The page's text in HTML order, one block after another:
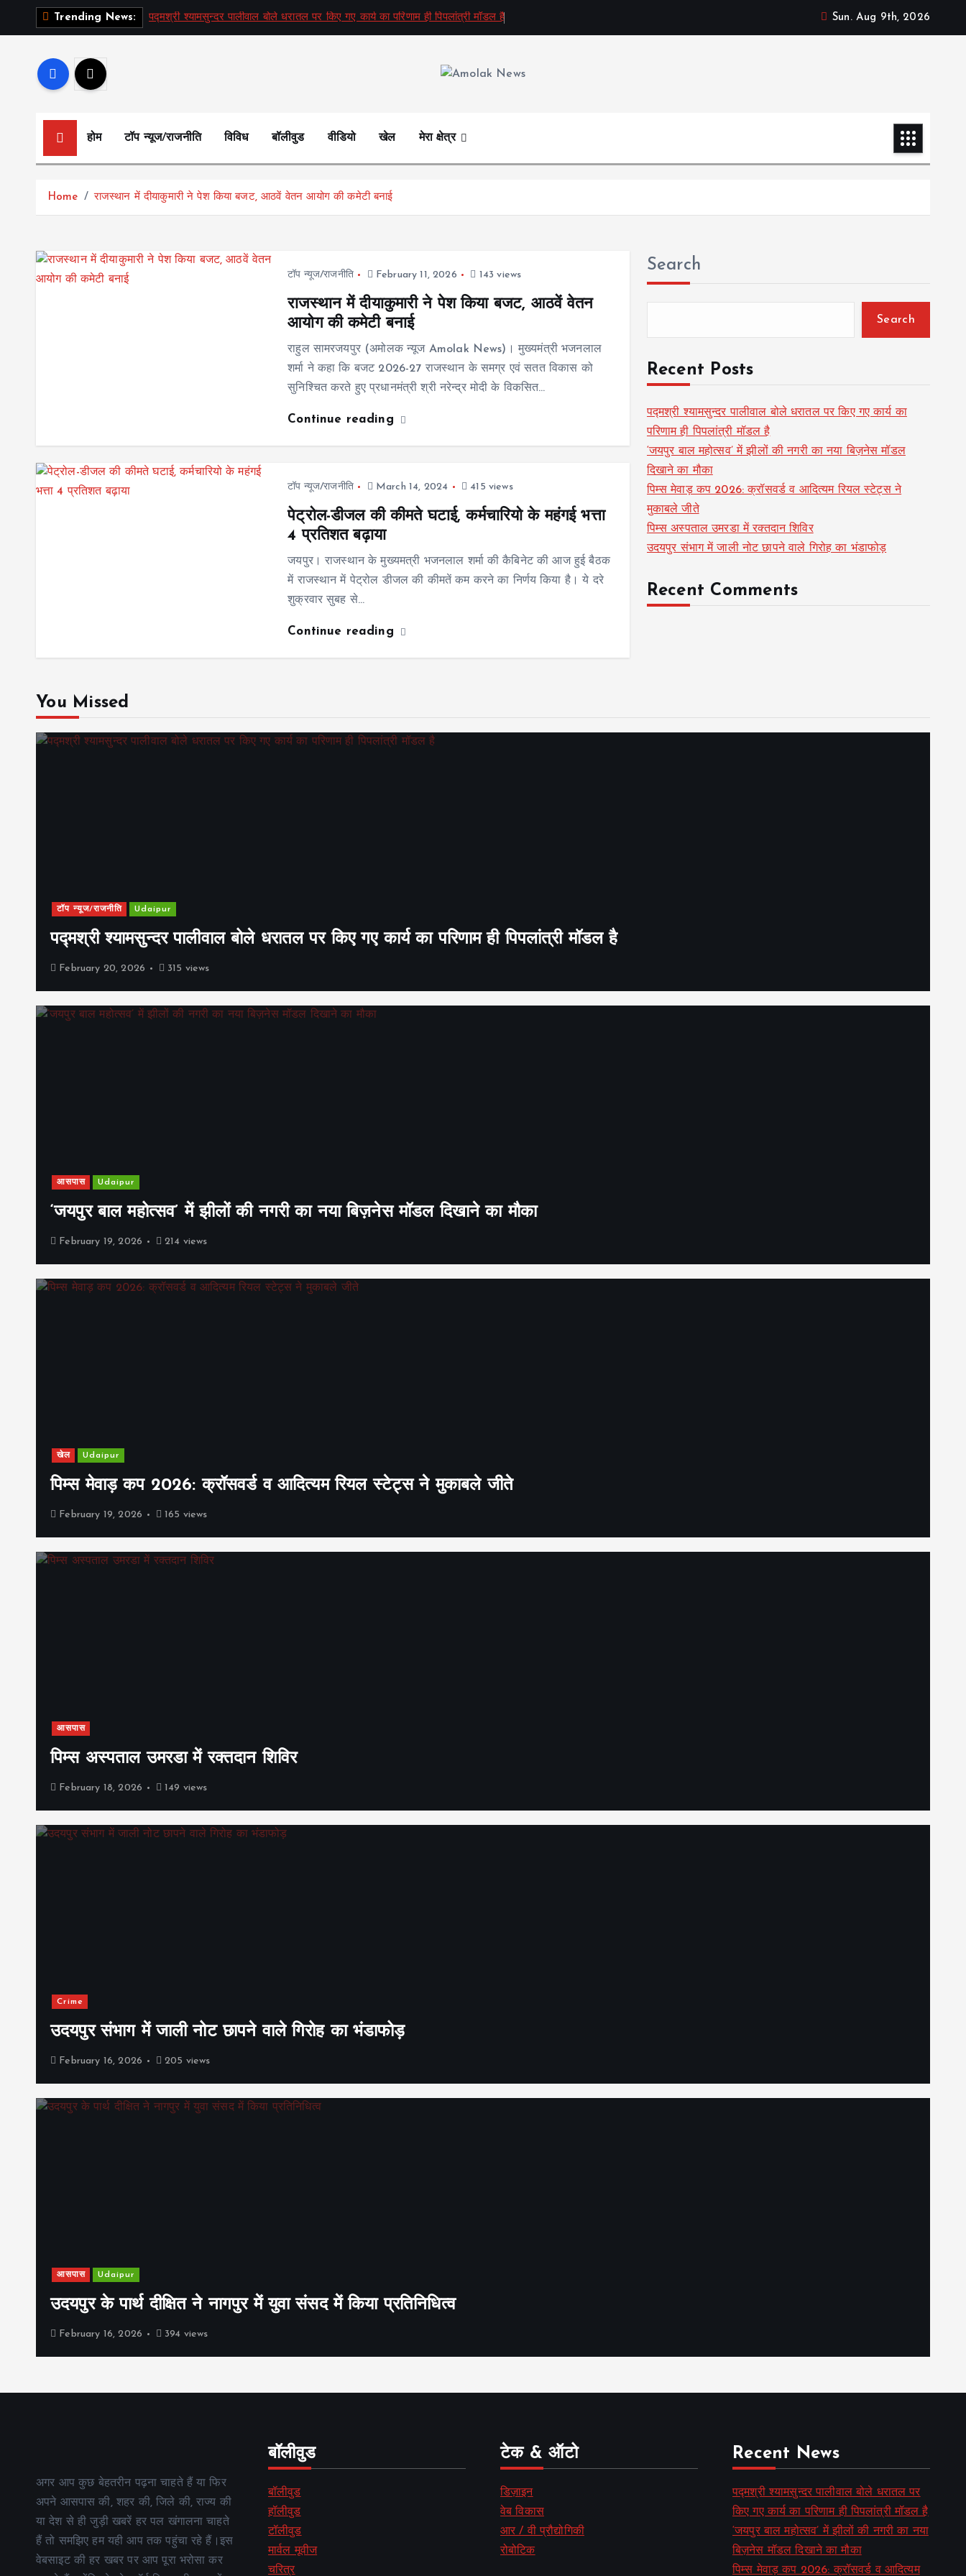
Trending News: पद्मश्री श्यामसुन्दर पालीवाल बोले धरातल पर किए गए कार्य का परिणाम ही पिपलांत्री मॉडल है Sun. Aug 9th, 2026
होम टॉप न्यूज/राजनीति विविध बॉलीवुड वीडियो खेल मेरा क्षेत्र
Home राजस्थान में दीयाकुमारी ने पेश किया बजट, आठवें वेतन आयोग की कमेटी बनाई
टॉप न्यूज/राजनीति February 11, 2026 143 views
राजस्थान में दीयाकुमारी ने पेश किया बजट, आठवें वेतन
आयोग की कमेटी बनाई
राहुल सामरजयपुर (अमोलक न्यूज Amolak News)। मुख्यमंत्री भजनलाल
शर्मा ने कहा कि बजट 2026-27 राजस्थान के समग्र एवं सतत विकास को
सुनिश्चित करते हुए प्रधानमंत्री श्री नरेन्द्र मोदी के विकसित…
Continue reading
टॉप न्यूज/राजनीति March 14, 2024 415 views
पेट्रोल-डीजल की कीमते घटाई, कर्मचारियो के महंगई भत्ता
4 प्रतिशत बढ़ाया
जयपुर। राजस्थान के मुख्यमत्री भजनलाल शर्मा की कैबिनेट की आज हुई बैठक
में राजस्थान में पेट्रोल डीजल की कीमतें कम करने का निर्णय किया है। ये दरे
शुक्रवार सुबह से…
Continue reading
Search
Search
Recent Posts
पद्मश्री श्यामसुन्दर पालीवाल बोले धरातल पर किए गए कार्य का
परिणाम ही पिपलांत्री मॉडल है
‘जयपुर बाल महोत्सव’ में झीलों की नगरी का नया बिज़नेस मॉडल
दिखाने का मौका
पिम्स मेवाड़ कप 2026: क्रॉसवर्ड व आदित्यम रियल स्टेट्स ने
मुकाबले जीते
पिम्स अस्पताल उमरडा में रक्तदान शिविर
उदयपुर संभाग में जाली नोट छापने वाले गिरोह का भंडाफोड़
Recent Comments
You Missed
टॉप न्यूज/राजनीति Udaipur
पद्मश्री श्यामसुन्दर पालीवाल बोले धरातल पर किए गए कार्य का परिणाम ही पिपलांत्री मॉडल है
February 20, 2026 315 views
आसपास Udaipur
‘जयपुर बाल महोत्सव’ में झीलों की नगरी का नया बिज़नेस मॉडल दिखाने का मौका
February 19, 2026 214 views
खेल Udaipur
पिम्स मेवाड़ कप 2026: क्रॉसवर्ड व आदित्यम रियल स्टेट्स ने मुकाबले जीते
February 19, 2026 165 views
आसपास
पिम्स अस्पताल उमरडा में रक्तदान शिविर
February 18, 2026 149 views
Crime
उदयपुर संभाग में जाली नोट छापने वाले गिरोह का भंडाफोड़
February 16, 2026 205 views
आसपास Udaipur
उदयपुर के पार्थ दीक्षित ने नागपुर में युवा संसद में किया प्रतिनिधित्व
February 16, 2026 394 views
अगर आप कुछ बेहतरीन पढ़ना चाहते हैं या फिर
अपने आसपास की, शहर की, जिले की, राज्य की
या देश से ही जुड़ी खबरें हर पल खंगालना चाहते
हैं तो समझिए हम यही आप तक पहुंचा रहे हैं।इस
वेबसाइट की हर खबर पर आप पूरा भरोसा कर
बॉलीवुड
बॉलीवुड
हॉलीवुड
टॉलीवुड
मार्वल मूवीज
चरित्र
टेक & ऑटो
डिज़ाइन
वेब विकास
आर / वी प्रौद्योगिकी
रोबोटिक
Recent News
पद्मश्री श्यामसुन्दर पालीवाल बोले धरातल पर
किए गए कार्य का परिणाम ही पिपलांत्री मॉडल है
‘जयपुर बाल महोत्सव’ में झीलों की नगरी का नया
बिज़नेस मॉडल दिखाने का मौका
पिम्स मेवाड़ कप 2026: क्रॉसवर्ड व आदित्यम